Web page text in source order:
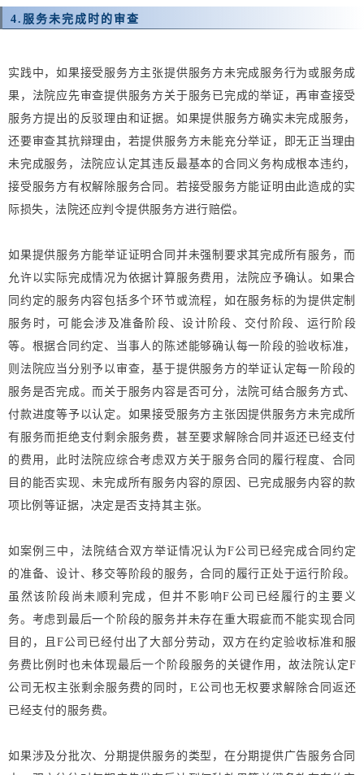
4. 服务未完成时的审查
实践中，如果接受服务方主张提供服务方未完成服务行为或服务成
果，法院应先审查提供服务方关于服务已完成的举证，再审查接受
服务方提出的反驳理由和证据。如果提供服务方确实未完成服务，
还要审查其抗辩理由，若提供服务方未能充分举证，即无正当理由
未完成服务，法院应认定其违反最基本的合同义务构成根本违约，
接受服务方有权解除服务合同。若接受服务方能证明由此造成的实
际损失，法院还应判令提供服务方进行赔偿。
如果提供服务方能举证证明合同并未强制要求其完成所有服务，而
允许以实际完成情况为依据计算服务费用，法院应予确认。如果合
同约定的服务内容包括多个环节或流程，如在服务标的为提供定制
服务时，可能会涉及准备阶段、设计阶段、交付阶段、运行阶段
等。根据合同约定、当事人的陈述能够确认每一阶段的验收标准，
则法院应当分别予以审查，基于提供服务方的举证认定每一阶段的
服务是否完成。而关于服务内容是否可分，法院可结合服务方式、
付款进度等予以认定。如果接受服务方主张因提供服务方未完成所
有服务而拒绝支付剩余服务费，甚至要求解除合同并返还已经支付
的费用，此时法院应综合考虑双方关于服务合同的履行程度、合同
目的能否实现、未完成所有服务内容的原因、已完成服务内容的款
项比例等证据，决定是否支持其主张。
如案例三中 ，法院结合双方举证情况认为F公司已经完成合同约定
的准备、设计、移交等阶段的服务，合同的履行正处于运行阶段。
虽然该阶段尚未顺利完成，但并不影响F公司已经履行的主要义
务。考虑到最后一个阶段的服务并未存在重大瑕疵而不能实现合同
目的，且F公司已经付出了大部分劳动，双方在约定验收标准和服
务费比例时也未体现最后一个阶段服务的关键作用，故法院认定F
公司无权主张剩余服务费的同时，E公司也无权要求解除合同返还
已经支付的服务费。
如果涉及分批次、分期提供服务的类型，在分期提供广告服务合同